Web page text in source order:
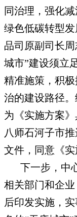
同治理，强化
绿色低碳转型
品司原副司长
城市”建设须立
精准施策，积
治的建设路径
为《实施方案
八师石河子市
文件，同意《实
下一步，中
相关部门和企
后印发实施，